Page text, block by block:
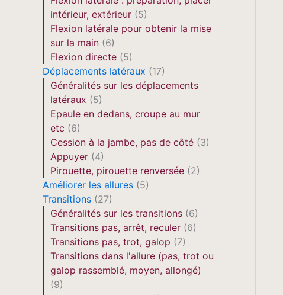
intérieur, extérieur (5)
Flexion latérale pour obtenir la mise
sur la main (6)
Flexion directe (5)
Déplacements latéraux (17)
Généralités sur les déplacements
latéraux (5)
Epaule en dedans, croupe au mur
etc (6)
Cession à la jambe, pas de côté (3)
Appuyer (4)
Pirouette, pirouette renversée (2)
Améliorer les allures (5)
Transitions (27)
Généralités sur les transitions (6)
Transitions pas, arrêt, reculer (6)
Transitions pas, trot, galop (7)
Transitions dans l'allure (pas, trot ou
galop rassemblé, moyen, allongé)
(9)